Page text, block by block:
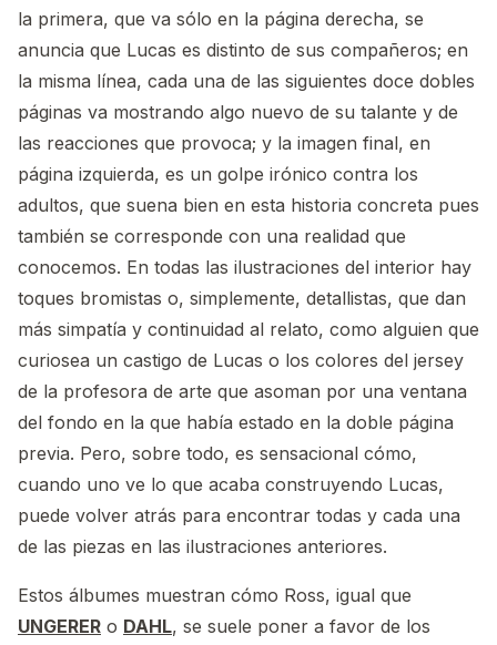
la primera, que va sólo en la página derecha, se
anuncia que Lucas es distinto de sus compañeros; en
la misma línea, cada una de las siguientes doce dobles
páginas va mostrando algo nuevo de su talante y de
las reacciones que provoca; y la imagen final, en
página izquierda, es un golpe irónico contra los
adultos, que suena bien en esta historia concreta pues
también se corresponde con una realidad que
conocemos. En todas las ilustraciones del interior hay
toques bromistas o, simplemente, detallistas, que dan
más simpatía y continuidad al relato, como alguien que
curiosea un castigo de Lucas o los colores del jersey
de la profesora de arte que asoman por una ventana
del fondo en la que había estado en la doble página
previa. Pero, sobre todo, es sensacional cómo,
cuando uno ve lo que acaba construyendo Lucas,
puede volver atrás para encontrar todas y cada una
de las piezas en las ilustraciones anteriores.
Estos álbumes muestran cómo Ross, igual que
UNGERER o DAHL, se suele poner a favor de los